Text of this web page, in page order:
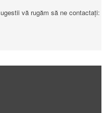
vă rugăm să ne contactați: